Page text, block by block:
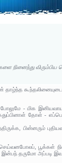
நினைந்து
தாழ்ந்த
- மிக
தோள் -
பின்னரும்
செய்வனபோலப்,
இன்பந் தருமோ அப்படி